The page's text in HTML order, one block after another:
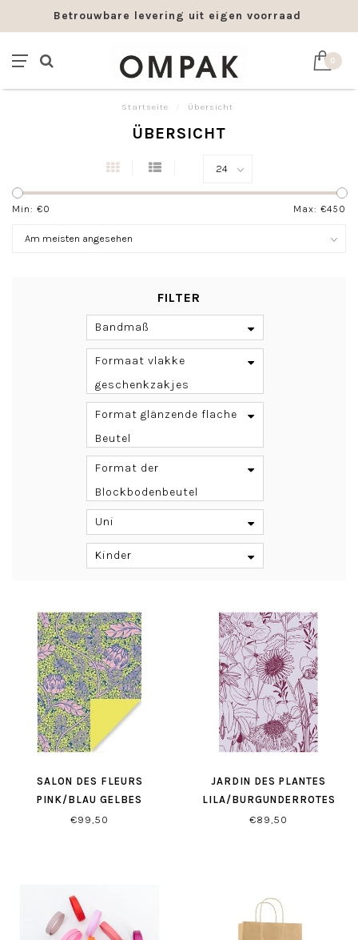
Betrouwbare levering uit eigen voorraad
0
Startseite Übersicht
ÜBERSICHT
Min: €0 Max: €450
FILTER
Bandmaß
Formaat vlakke
geschenkzakjes
Format glänzende flache
Beutel
Format der
Blockbodenbeutel
Uni
Kinder
SALON DES FLEURS
PINK/BLAU GELBES
GESCHENKPAPIER
€99,50
JARDIN DES PLANTES
LILA/BURGUNDERROTES
GESCHENKPAPIER
€89,50